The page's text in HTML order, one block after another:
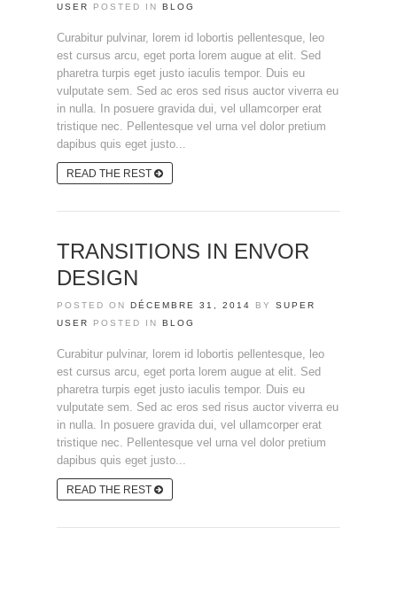
USER
POSTED IN BLOG
Curabitur pulvinar, lorem id lobortis pellentesque, leo
est cursus arcu, eget porta lorem augue at elit. Sed
pharetra turpis eget justo iaculis tempor. Duis eu
vulputate sem. Sed ac eros sed risus auctor viverra eu
in nulla. In posuere gravida dui, vel ullamcorper erat
tristique nec. Pellentesque vel urna vel dolor pretium
dapibus quis eget justo...
READ THE REST
TRANSITIONS IN ENVOR
DESIGN
POSTED ON DÉCEMBRE 31, 2014 BY SUPER
USER
POSTED IN BLOG
Curabitur pulvinar, lorem id lobortis pellentesque, leo
est cursus arcu, eget porta lorem augue at elit. Sed
pharetra turpis eget justo iaculis tempor. Duis eu
vulputate sem. Sed ac eros sed risus auctor viverra eu
in nulla. In posuere gravida dui, vel ullamcorper erat
tristique nec. Pellentesque vel urna vel dolor pretium
dapibus quis eget justo...
READ THE REST